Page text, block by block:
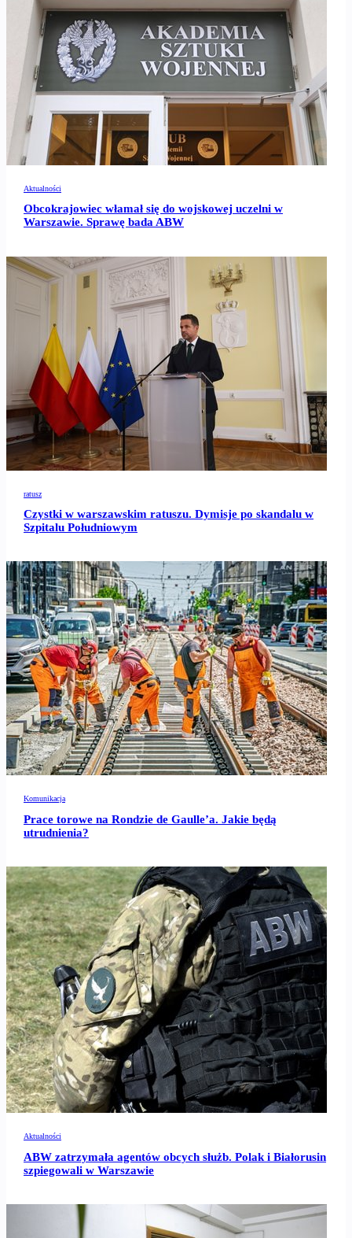
Aktualności
Obcokrajowiec włamał się do wojskowej uczelni w
Warszawie. Sprawę bada ABW
ratusz
Czystki w warszawskim ratuszu. Dymisje po skandalu w
Szpitalu Południowym
Komunikacja
Prace torowe na Rondzie de Gaulle’a. Jakie będą
utrudnienia?
Aktualności
ABW zatrzymała agentów obcych służb. Polak i Białorusin
szpiegowali w Warszawie